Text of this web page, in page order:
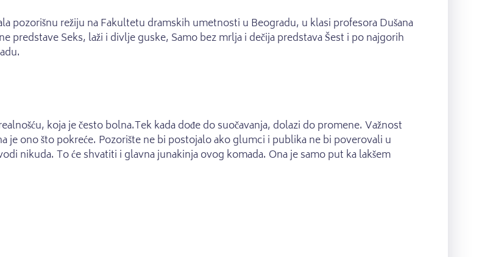
pozorišnu režiju na Fakultetu dramskih umetnosti u Beogradu, u klasi profesora Dušana
predstave Seks, laži i divlje guske, Samo bez mrlja i dečija predstava Šest i po najgorih
koja je često bolna.Tek kada dođe do suočavanja, dolazi do promene. Važnost
je ono što pokreće. Pozorište ne bi postojalo ako glumci i publika ne bi poverovali u
nikuda. To će shvatiti i glavna junakinja ovog komada. Ona je samo put ka lakšem